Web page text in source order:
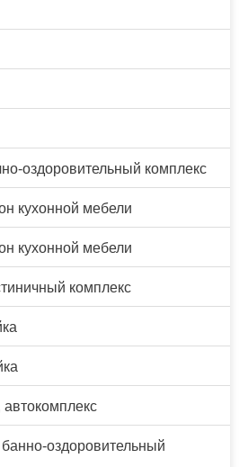
оздоровительный комплекс
кухонной мебели
кухонной мебели
комплекс
автокомплекс
оздоровительный